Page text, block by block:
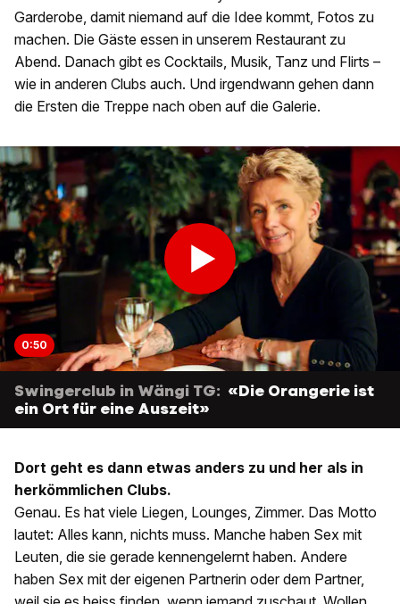
Garderobe, damit niemand auf die Idee kommt, Fotos zu
machen. Die Gäste essen in unserem Restaurant zu
Abend. Danach gibt es Cocktails, Musik, Tanz und Flirts –
wie in anderen Clubs auch. Und irgendwann gehen dann
die Ersten die Treppe nach oben auf die Galerie.
0:50
Swingerclub in Wängi TG: «Die Orangerie ist
ein Ort für eine Auszeit»
Dort geht es dann etwas anders zu und her als in
herkömmlichen Clubs.
Genau. Es hat viele Liegen, Lounges, Zimmer. Das Motto
lautet: Alles kann, nichts muss. Manche haben Sex mit
Leuten, die sie gerade kennengelernt haben. Andere
haben Sex mit der eigenen Partnerin oder dem Partner,